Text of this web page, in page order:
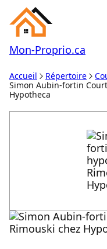
Mon-Proprio.ca
Accueil Répertoire
Simon Aubin-fortin
Hypotheca